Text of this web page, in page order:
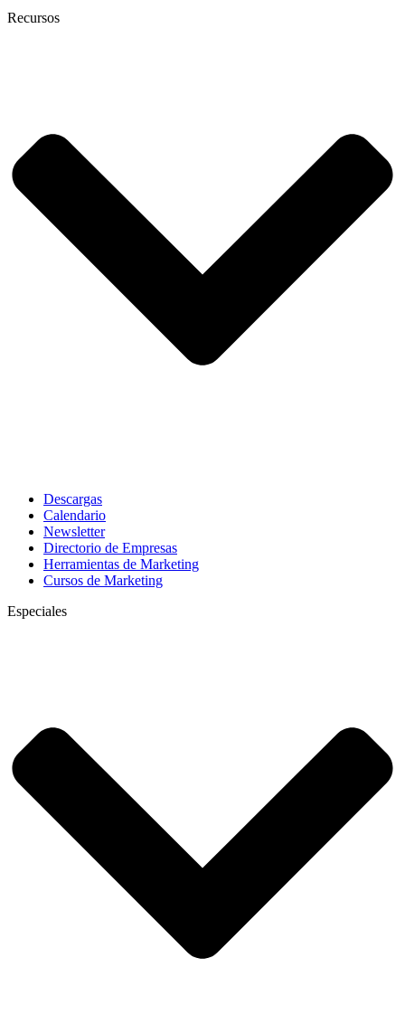
Recursos
Descargas
Calendario
Newsletter
Directorio de Empresas
Herramientas de Marketing
Cursos de Marketing
Especiales